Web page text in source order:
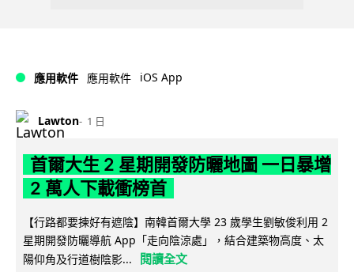
應用軟件 應用軟件 iOS App
Lawton 1 日
首爾大生 2 星期開發防曬地圖 一日暴增
2 萬人下載衝榜首
【行路都要揀好有遮陰】南韓首爾大學 23 歲學生劉敏俊利用 2
星期開發防曬導航 App「走向陰涼處」，結合建築物高度、太
陽仰角及行道樹陰影...
閱讀全文